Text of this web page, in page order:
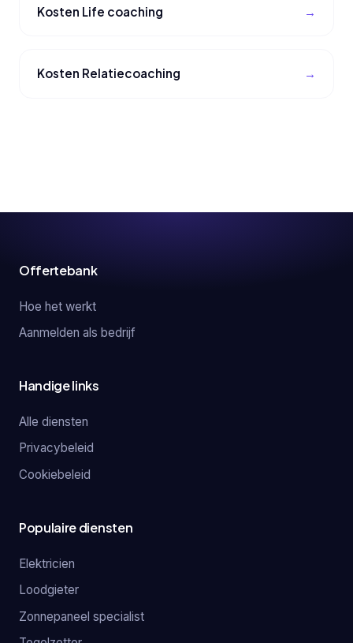
Kosten Life coaching
Kosten Relatiecoaching
Offertebank
Hoe het werkt
Aanmelden als bedrijf
Handige links
Alle diensten
Privacybeleid
Cookiebeleid
Populaire diensten
Elektricien
Loodgieter
Zonnepaneel specialist